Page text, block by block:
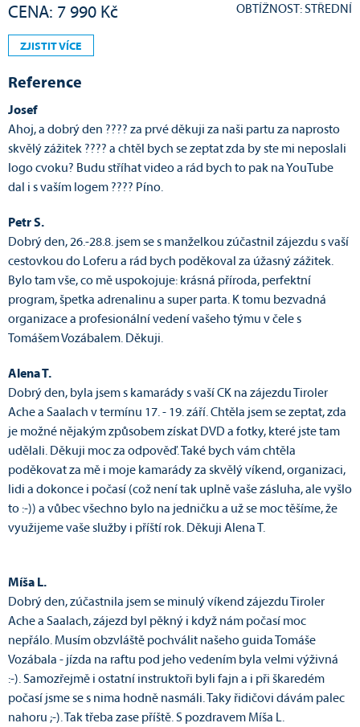
CENA: 7 990 Kč OBTÍŽNOST: STŘEDNÍ
ZJISTIT VÍCE
Reference
Josef
Ahoj, a dobrý den ???? za prvé děkuji za naši partu za naprosto
skvělý zážitek ???? a chtěl bych se zeptat zda by ste mi neposlali
logo cvoku? Budu stříhat video a rád bych to pak na YouTube
dal i s vaším logem ???? Píno.
Petr S.
Dobrý den, 26.-28.8. jsem se s manželkou zúčastnil zájezdu s vaší
cestovkou do Loferu a rád bych poděkoval za úžasný zážitek.
Bylo tam vše, co mě uspokojuje: krásná příroda, perfektní
program, špetka adrenalinu a super parta. K tomu bezvadná
organizace a profesionální vedení vašeho týmu v čele s
Tomášem Vozábalem. Děkuji.
Alena T.
Dobrý den, byla jsem s kamarády s vaší CK na zájezdu Tiroler
Ache a Saalach v termínu 17. - 19. září. Chtěla jsem se zeptat, zda
je možné nějakým způsobem získat DVD a fotky, které jste tam
udělali. Děkuji moc za odpověď. Také bych vám chtěla
poděkovat za mě i moje kamarády za skvělý víkend, organizaci,
lidi a dokonce i počasí (což není tak uplně vaše zásluha, ale vyšlo
to :-)) a vůbec všechno bylo na jedničku a už se moc těšíme, že
využijeme vaše služby i příští rok. Děkuji Alena T.
Míša L.
Dobrý den, zúčastnila jsem se minulý víkend zájezdu Tiroler
Ache a Saalach, zájezd byl pěkný i když nám počasí moc
nepřálo. Musím obzvláště pochválit našeho guida Tomáše
Vozábala - jízda na raftu pod jeho vedením byla velmi výživná
:-). Samozřejmě i ostatní instruktoři byli fajn a i při škaredém
počasí jsme se s nima hodně nasmáli. Taky řidičovi dávám palec
nahoru ;-). Tak třeba zase příště. S pozdravem Míša L.